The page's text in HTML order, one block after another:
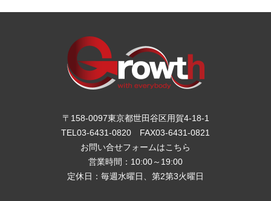
〒158-0097東京都世田谷区用賀4-18-1
TEL03-6431-0820 FAX03-6431-0821
お問い合せフォームはこちら
営業時間：10:00～19:00
定休日：毎週水曜日、第2第3火曜日